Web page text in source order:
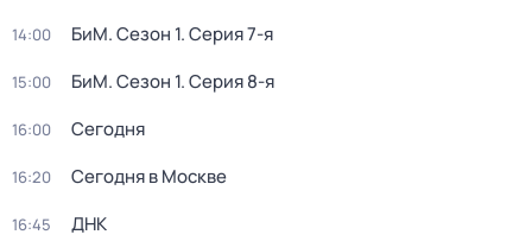
14:00 БиМ. Сезон 1. Серия 7-я
15:00 БиМ. Сезон 1. Серия 8-я
16:00 Сегодня
16:20 Сегодня в Москве
16:45 ДНК